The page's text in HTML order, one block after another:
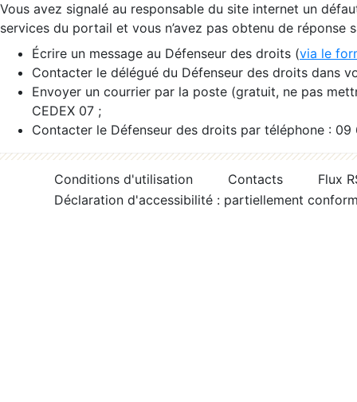
Vous avez signalé au responsable du site internet un
services du portail et vous n’avez pas obtenu de réponse
Écrire un message au Défenseur des droits (via le
Contacter le délégué du Défenseur des droits dans
Envoyer un courrier par la poste (gratuit, ne pas
CEDEX 07 ;
Contacter le Défenseur des droits par téléphone :
Conditions d'utilisation Contacts
Flux
Déclaration d'accessibilité : partiellement